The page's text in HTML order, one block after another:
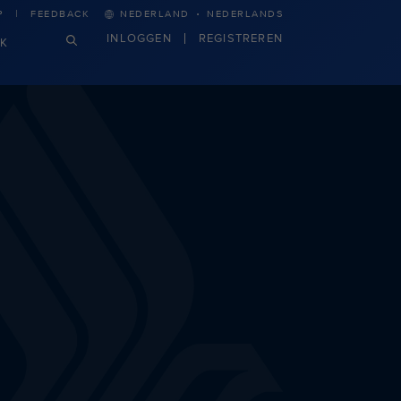
FEEDBACK NEDERLAND · NEDERLANDS
INLOGGEN REGISTREREN